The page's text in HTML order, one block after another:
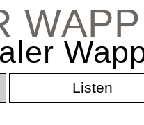
Listen